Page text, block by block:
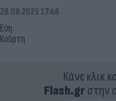
Εύη
Κούρτη
28.08.2023 17:48
Κάνε κλικ
Flash.grστην